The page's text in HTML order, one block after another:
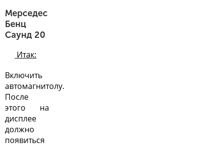
Мерседес
Бенц
Саунд 20
Итак:
Включить
автомагнитолу.
После
этого на
дисплее
должно
появиться